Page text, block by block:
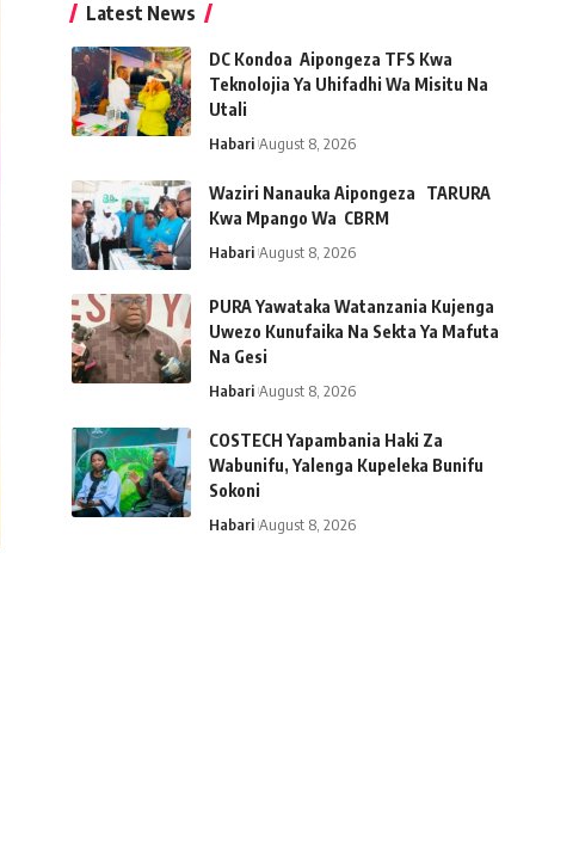
Latest News
DC Kondoa Aipongeza TFS Kwa
Teknolojia Ya Uhifadhi Wa Misitu Na
Utali
Habari August 8, 2026
Waziri Nanauka Aipongeza TARURA
Kwa Mpango Wa CBRM ‎
Habari August 8, 2026
PURA Yawataka Watanzania Kujenga
Uwezo Kunufaika Na Sekta Ya Mafuta
Na Gesi
Habari August 8, 2026
COSTECH Yapambania Haki Za
Wabunifu, Yalenga Kupeleka Bunifu
Sokoni
Habari August 8, 2026